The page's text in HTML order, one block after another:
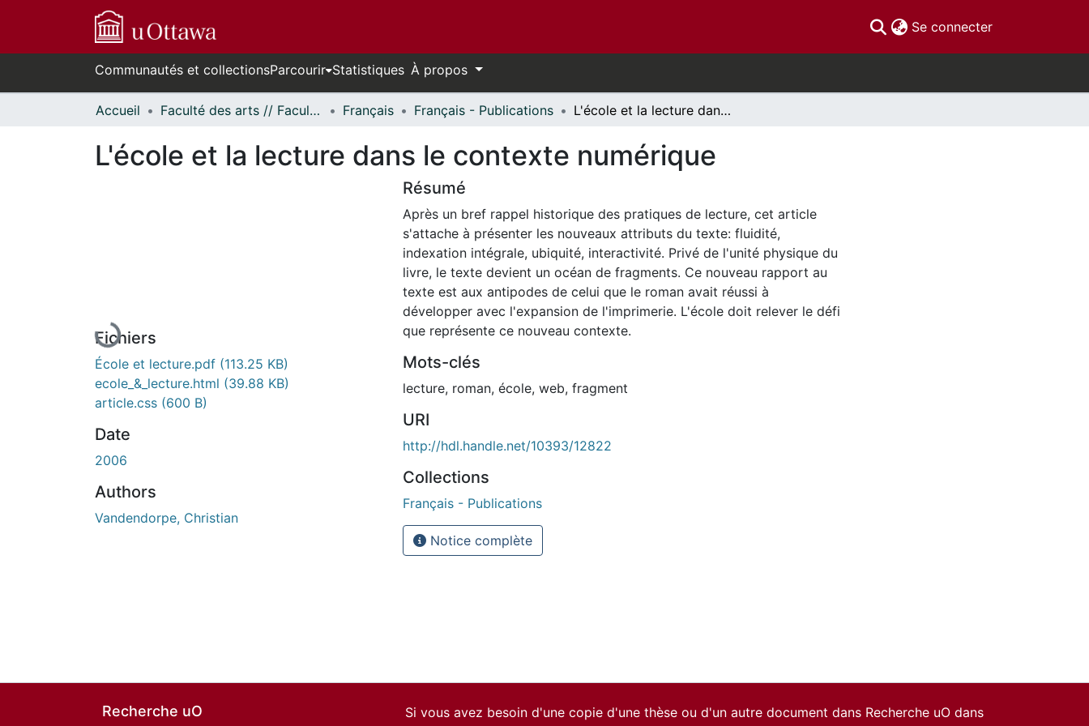
Se connecter(current)
Communautés et collectionsParcourir Statistiques À propos
Accueil Faculté des arts // Faculty of Arts Français Français - Publications L'école et la lecture dans le contexte numérique
L'école et la lecture dans le contexte numérique
En cours de chargement...
Fichiers
École et lecture.pdf (113.25 KB)
ecole_&_lecture.html (39.88 KB)
article.css (600 B)
Date
2006
Authors
Vandendorpe, Christian
Résumé
Après un bref rappel historique des pratiques de lecture, cet article
s'attache à présenter les nouveaux attributs du texte: fluidité,
indexation intégrale, ubiquité, interactivité. Privé de l'unité physique du
livre, le texte devient un océan de fragments. Ce nouveau rapport au
texte est aux antipodes de celui que le roman avait réussi à
développer avec l'expansion de l'imprimerie. L'école doit relever le défi
que représente ce nouveau contexte.
Mots-clés
lecture, roman, école, web, fragment
URI
http://hdl.handle.net/10393/12822
Collections
Français - Publications
Notice complète
Recherche uO
Si vous avez besoin d'une copie d'une thèse ou d'un autre document dans Recherche uO dans